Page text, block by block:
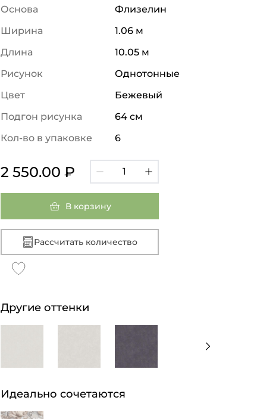
Основа
Флизелин
Ширина
1.06 м
Длина
10.05 м
Рисунок
Однотонные
Цвет
Бежевый
Подгон рисунка
64 см
Кол-во в упаковке
6
2 550.00 ₽
В корзину
Рассчитать количество
Другие оттенки
Идеально сочетаются